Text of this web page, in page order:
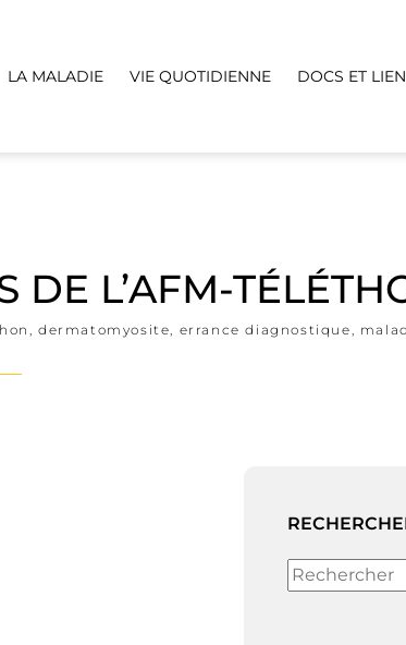
LA MALADIE VIE QUOTIDIENNE DOCS ET
DE L’AFM-
, dermatomyosite, errance diagnostique,
Rechercher